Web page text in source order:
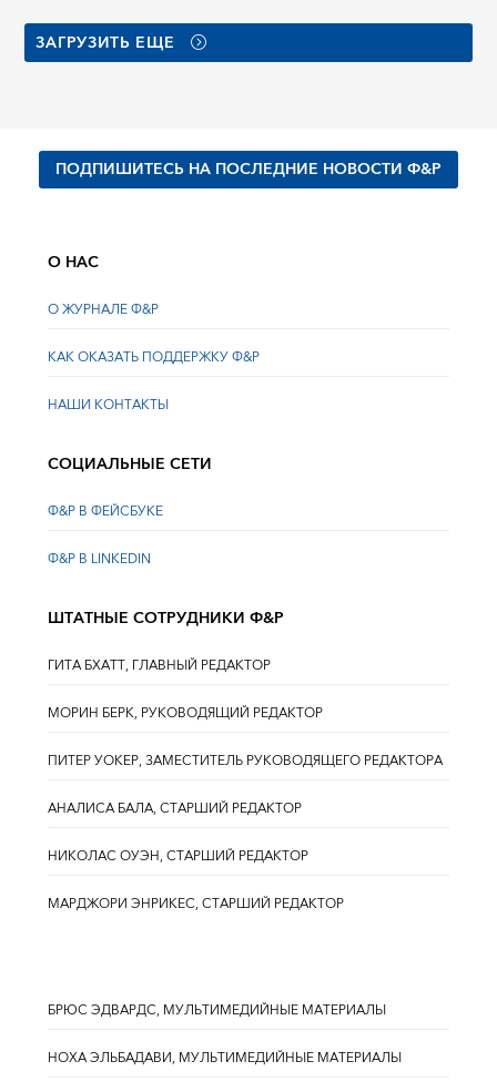
ЗАГРУЗИТЬ ЕЩЕ
ПОДПИШИТЕСЬ НА ПОСЛЕДНИЕ НОВОСТИ Ф&Р
О НАС
О ЖУРНАЛЕ Ф&Р
КАК ОКАЗАТЬ ПОДДЕРЖКУ Ф&Р
НАШИ КОНТАКТЫ
СОЦИАЛЬНЫЕ СЕТИ
Ф&Р В ФЕЙСБУКЕ
Ф&Р В LINKEDIN
ШТАТНЫЕ СОТРУДНИКИ Ф&Р
ГИТА БХАТТ, ГЛАВНЫЙ РЕДАКТОР
МОРИН БЕРК, РУКОВОДЯЩИЙ РЕДАКТОР
ПИТЕР УОКЕР, ЗАМЕСТИТЕЛЬ РУКОВОДЯЩЕГО РЕДАКТОРА
АНАЛИСА БАЛА, СТАРШИЙ РЕДАКТОР
НИКОЛАС ОУЭН, СТАРШИЙ РЕДАКТОР
МАРДЖОРИ ЭНРИКЕС, СТАРШИЙ РЕДАКТОР
БРЮС ЭДВАРДС, МУЛЬТИМЕДИЙНЫЕ МАТЕРИАЛЫ
НОХА ЭЛЬБАДАВИ, МУЛЬТИМЕДИЙНЫЕ МАТЕРИАЛЫ